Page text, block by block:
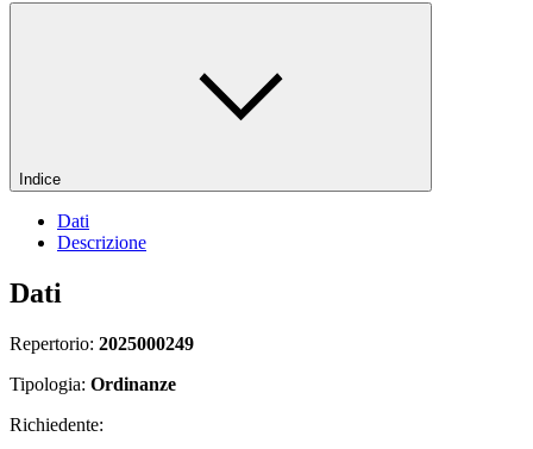
Indice
Dati
Descrizione
Dati
Repertorio: 2025000249
Tipologia: Ordinanze
Richiedente: